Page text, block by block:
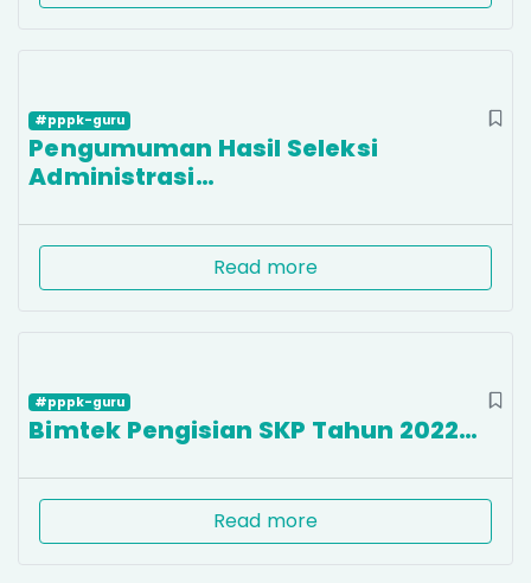
#pppk-guru
Pengumuman Hasil Seleksi
Administrasi…
Read more
#pppk-guru
Bimtek Pengisian SKP Tahun 2022…
Read more